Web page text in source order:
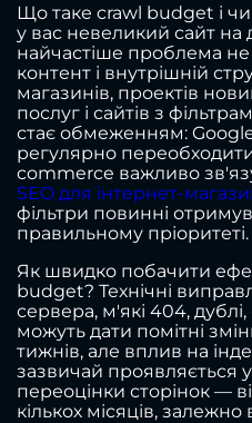
Що таке crawl budget і
у вас невеликий сайт на
найчастіше проблема
контент і внутрішній
магазинів, проектів
послуг і сайтів з
стає обмеженням:
регулярно
commerce важливо
SEO для інтернет-
фільтри повинні
правильному пріоритеті.
Як швидко побачити
budget? Технічні
сервера, м'які 404, дублі,
можуть дати помітні
тижнів, але вплив на
зазвичай проявляється
переоцінки сторінок —
кількох місяців,